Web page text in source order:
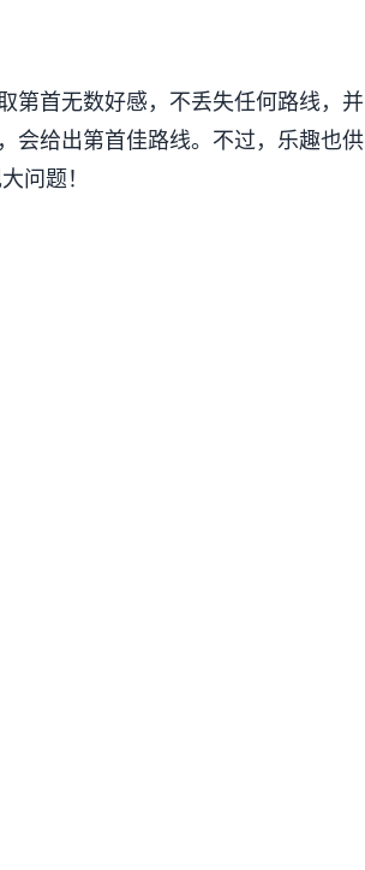
首无数好感，不丢失任何路线，并
会给出第首佳路线。不过，乐趣也供
问题！